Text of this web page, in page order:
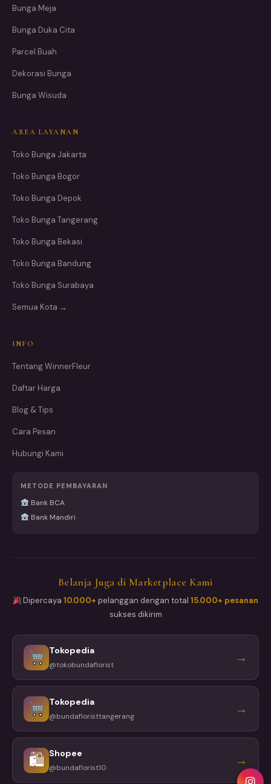
Bunga Meja
Bunga Duka Cita
Parcel Buah
Dekorasi Bunga
Bunga Wisuda
AREA LAYANAN
Toko Bunga Jakarta
Toko Bunga Bogor
Toko Bunga Depok
Toko Bunga Tangerang
Toko Bunga Bekasi
Toko Bunga Bandung
Toko Bunga Surabaya
Semua Kota →
INFO
Tentang WinnerFleur
Daftar Harga
Blog & Tips
Cara Pesan
Hubungi Kami
METODE PEMBAYARAN
Bank BCA
Bank Mandiri
Belanja Juga di Marketplace Kami
Dipercaya10.000+ pelanggan dengan total15.000+ pesanan
sukses dikirim
Tokopedia
@tokobundaflorist →
Tokopedia
@bundafloristtangerang →
🛍 Shopee
@bundaflorist10 →